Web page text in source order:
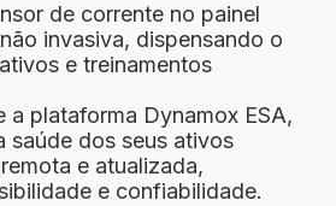
de corrente no painel
invasiva, dispensando o
e treinamentos
a plataforma Dynamox ESA,
saúde dos seus ativos
e atualizada,
e confiabilidade.